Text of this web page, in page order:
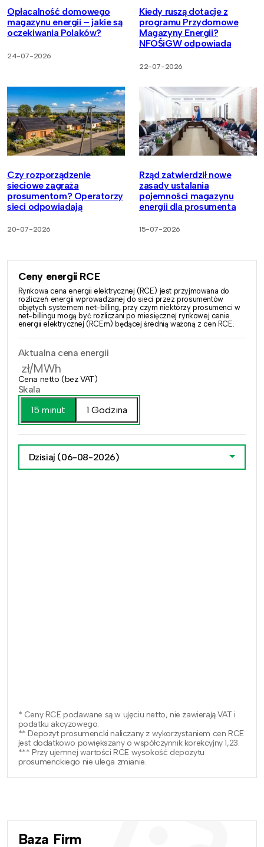
Opłacalność domowego
magazynu energii – jakie są
oczekiwania Polaków?
24-07-2026
Kiedy ruszą dotacje z
programu Przydomowe
Magazyny Energii?
NFOŚiGW odpowiada
22-07-2026
Czy rozporządzenie
sieciowe zagraża
prosumentom? Operatorzy
sieci odpowiadają
20-07-2026
Rząd zatwierdził nowe
zasady ustalania
pojemności magazynu
energii dla prosumenta
15-07-2026
Ceny energii RCE
Rynkowa cena energii elektrycznej (RCE) jest przyjmowana do
rozliczeń energii wprowadzanej do sieci przez prosumentów
objętych systemem net-billing, przy czym niektórzy prosumenci w
net-billingu mogą być rozliczani po miesięcznej rynkowej cenie
energii elektrycznej (RCEm) będącej średnią ważoną z cen RCE.
Aktualna cena energii
zł/MWh
Cena netto (bez VAT)
Skala
15 minut
1 Godzina
Dzisiaj (06-08-2026)
* Ceny RCE podawane są w ujęciu netto, nie zawierają VAT i
podatku akcyzowego.
** Depozyt prosumencki naliczany z wykorzystaniem cen RCE
jest dodatkowo powiększany o współczynnik korekcyjny 1,23.
*** Przy ujemnej wartości RCE wysokość depozytu
prosumenckiego nie ulega zmianie.
Baza Firm